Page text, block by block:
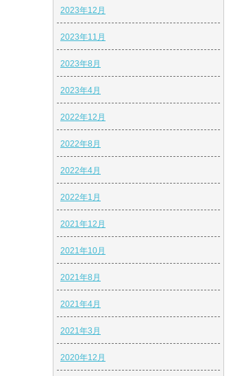
2023年12月
2023年11月
2023年8月
2023年4月
2022年12月
2022年8月
2022年4月
2022年1月
2021年12月
2021年10月
2021年8月
2021年4月
2021年3月
2020年12月